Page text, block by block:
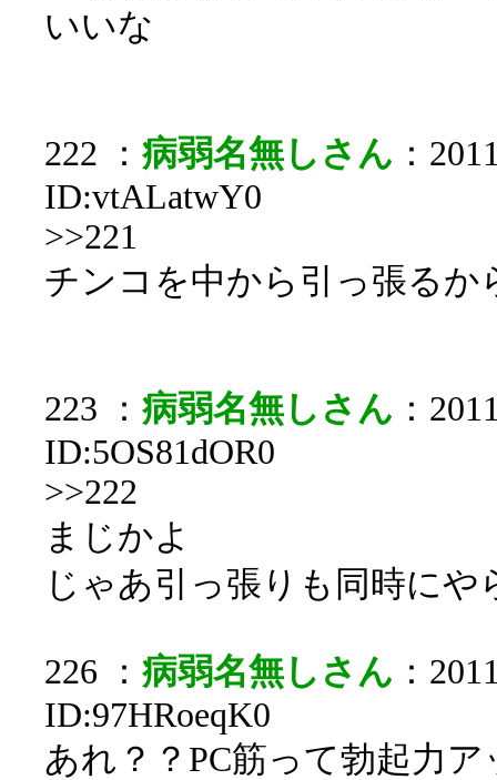
いいな
222 ： 病弱名無しさん ：
ID:vtALatwY0
>>221
チンコを中から引っ張るか
223 ： 病弱名無しさん ：
ID:5OS81dOR0
>>222
まじかよ
じゃあ引っ張りも同時にや
226 ： 病弱名無しさん ：
ID:97HRoeqK0
あれ？？PC筋って勃起力